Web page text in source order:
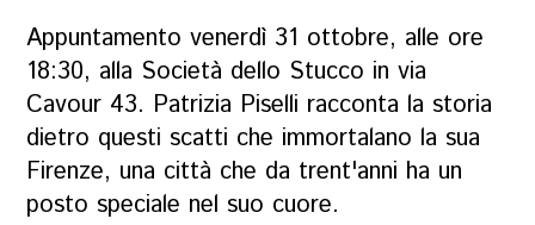
Appuntamento venerdì 31 ottobre, alle ore
18:30, alla Società dello Stucco in via
Cavour 43. Patrizia Piselli racconta la storia
dietro questi scatti che immortalano la sua
Firenze, una città che da trent'anni ha un
posto speciale nel suo cuore.